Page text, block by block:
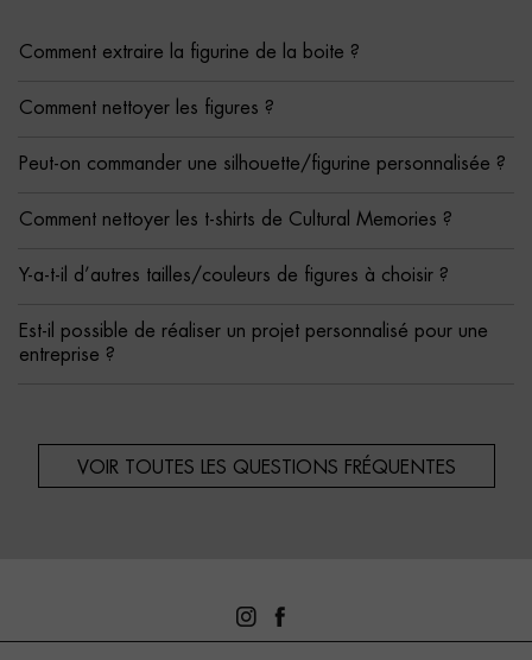
Comment extraire la figurine de la boite ?
Comment nettoyer les figures ?
Peut-on commander une silhouette/figurine personnalisée ?
Comment nettoyer les t-shirts de Cultural Memories ?
Y-a-t-il d’autres tailles/couleurs de figures à choisir ?
Est-il possible de réaliser un projet personnalisé pour une
entreprise ?
VOIR TOUTES LES QUESTIONS FRÉQUENTES